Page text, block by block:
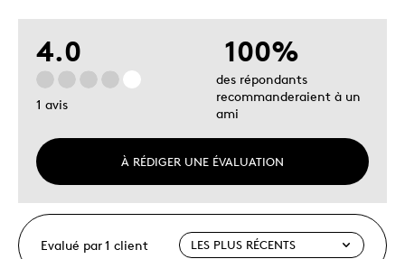
4.0
1 avis
À RÉDIGER UNE ÉVALUATION
100%
des répondants
recommanderaient à un
ami
Evalué par 1 client